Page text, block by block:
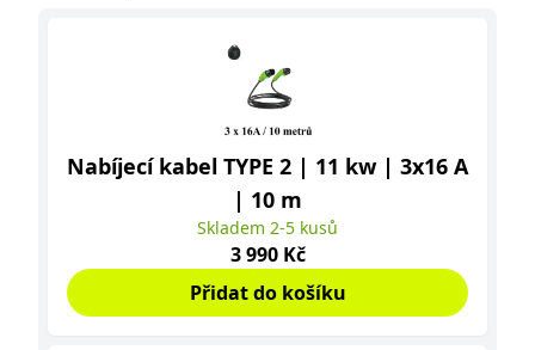
Nabíjecí kabel TYPE 2 | 11 kw | 3x16 A
| 10 m
Skladem 2-5 kusů
Cena
3 990 Kč
Přidat do košíku